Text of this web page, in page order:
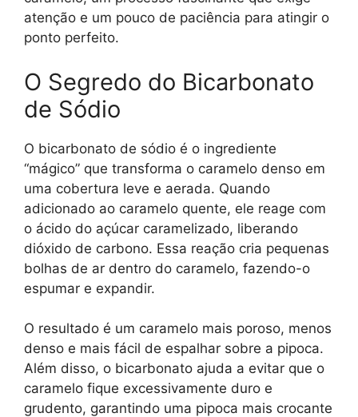
atenção e um pouco de paciência para atingir o
ponto perfeito.
O Segredo do Bicarbonato
de Sódio
O bicarbonato de sódio é o ingrediente
“mágico” que transforma o caramelo denso em
uma cobertura leve e aerada. Quando
adicionado ao caramelo quente, ele reage com
o ácido do açúcar caramelizado, liberando
dióxido de carbono. Essa reação cria pequenas
bolhas de ar dentro do caramelo, fazendo-o
espumar e expandir.
O resultado é um caramelo mais poroso, menos
denso e mais fácil de espalhar sobre a pipoca.
Além disso, o bicarbonato ajuda a evitar que o
caramelo fique excessivamente duro e
grudento, garantindo uma pipoca mais crocante